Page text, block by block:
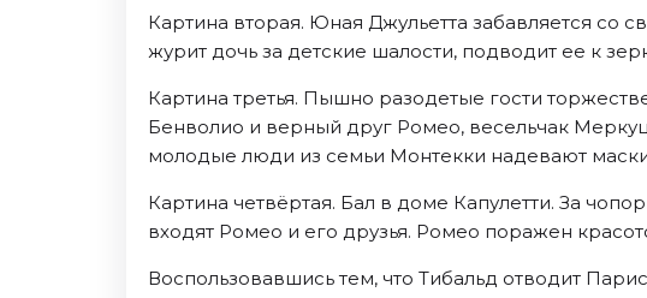
Картина вторая. Юная Джульетта забавляется со
журит дочь за детские шалости, подводит ее к
Картина третья. Пышно разодетые гости
Бенволио и верный друг Ромео, весельчак
молодые люди из семьи Монтекки надевают
Картина четвёртая. Бал в доме Капулетти. За
входят Ромео и его друзья. Ромео поражен
Воспользовавшись тем, что Тибальд отводит